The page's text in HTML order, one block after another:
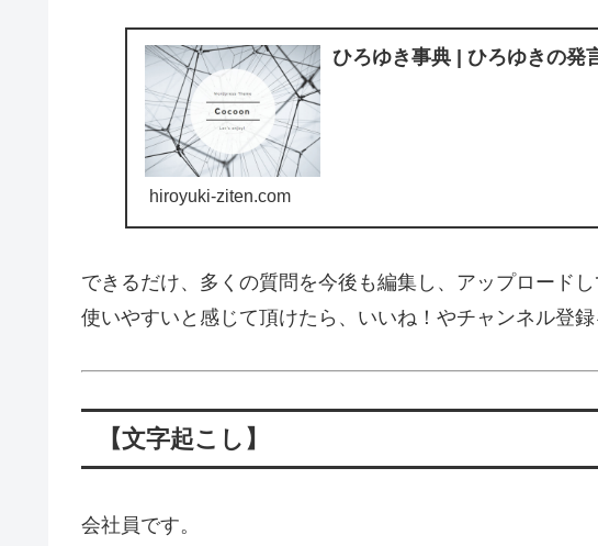
ひろゆき事典 | ひろゆきの発
hiroyuki-ziten.com
できるだけ、多くの質問を今後も編集し、アップロードし
使いやすいと感じて頂けたら、いいね！やチャンネル登録
【文字起こし】
会社員です。